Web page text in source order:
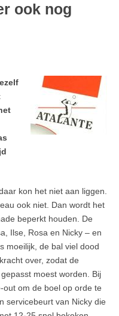
ook nog
kon het niet aan liggen.
ook niet. Dan wordt het
beperkt houden. De
Ilse, Rosa en Nicky – en
moeilijk, de bal viel dood
over, zodat de
moest worden. Bij
om de boel op orde te
servicebeurt van Nicky die